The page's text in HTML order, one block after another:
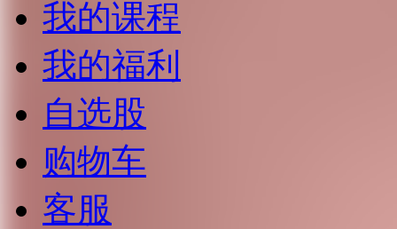
我的课程
我的福利
自选股
购物车
客服